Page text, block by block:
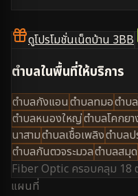
ดูโปรโมชั่นเน็ตบ้าน 3BB
ตำบลในพื้นที่ให้บริการ
ตำบลกังแอนตำบลทมอตำบ
ตำบลหนองใหญ่ตำบลโคกยา
นาสามตำบลเชื้อเพลิงตำบล
ตำบลกันตวจระมวลตำบลสมุด
Fiber Optic ครอบคลุม 18
แผนที่